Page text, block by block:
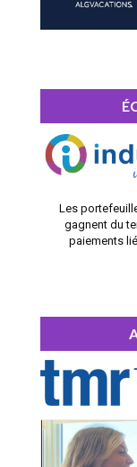
Les
gagnent du
paiements